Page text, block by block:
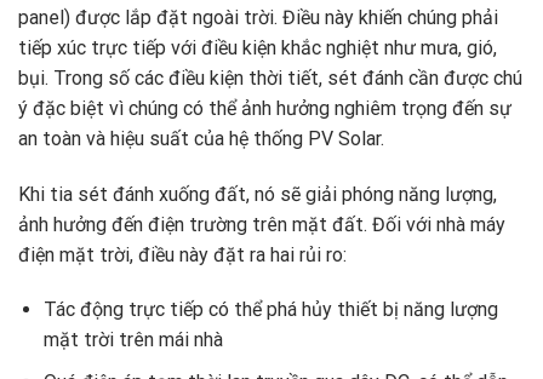
panel) được lắp đặt ngoài trời. Điều này khiến chúng phải
tiếp xúc trực tiếp với điều kiện khắc nghiệt như mưa, gió,
bụi. Trong số các điều kiện thời tiết, sét đánh cần được chú
ý đặc biệt vì chúng có thể ảnh hưởng nghiêm trọng đến sự
an toàn và hiệu suất của hệ thống PV Solar.
Khi tia sét đánh xuống đất, nó sẽ giải phóng năng lượng,
ảnh hưởng đến điện trường trên mặt đất. Đối với nhà máy
điện mặt trời, điều này đặt ra hai rủi ro:
Tác động trực tiếp có thể phá hủy thiết bị năng lượng
mặt trời trên mái nhà